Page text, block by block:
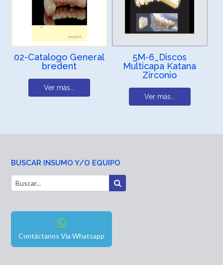
02-Catalogo General
bredent
Ver más...
5M-6_Discos
Multicapa Katana
Zirconio
Ver más...
BUSCAR INSUMO Y/O EQUIPO
Contáctanos Vía Whatsapp